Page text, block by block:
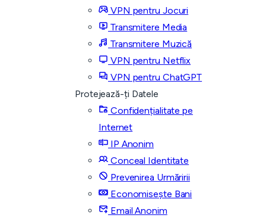
VPN pentru Jocuri
Transmitere Media
Transmitere Muzică
VPN pentru Netflix
VPN pentru ChatGPT
Protejează-ți Datele
Confidențialitate pe
Internet
IP Anonim
Conceal Identitate
Prevenirea Urmăririi
Economisește Bani
Email Anonim